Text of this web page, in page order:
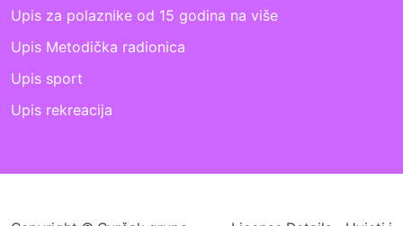
Upis za polaznike od 15 godina na više
Upis Metodička radionica
Upis sport
Upis rekreacija